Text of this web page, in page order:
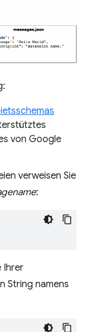
von Google
verweisen Sie
:
Ihrer
String namens